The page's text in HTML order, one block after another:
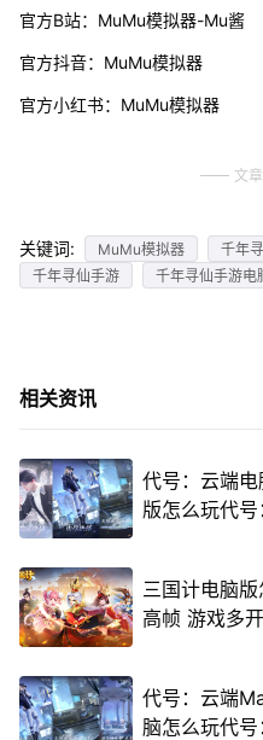
官方B站：MuMu模拟器-Mu酱
官方抖音：MuMu模拟器
官方小红书：MuMu模拟器
文
关键词: MuMu模拟器 千年
千年寻仙手游
千年寻仙手游电
相关资讯
代号：云端
版怎么玩代
三国计电脑
高帧 游戏多
代号：云端
脑怎么玩代